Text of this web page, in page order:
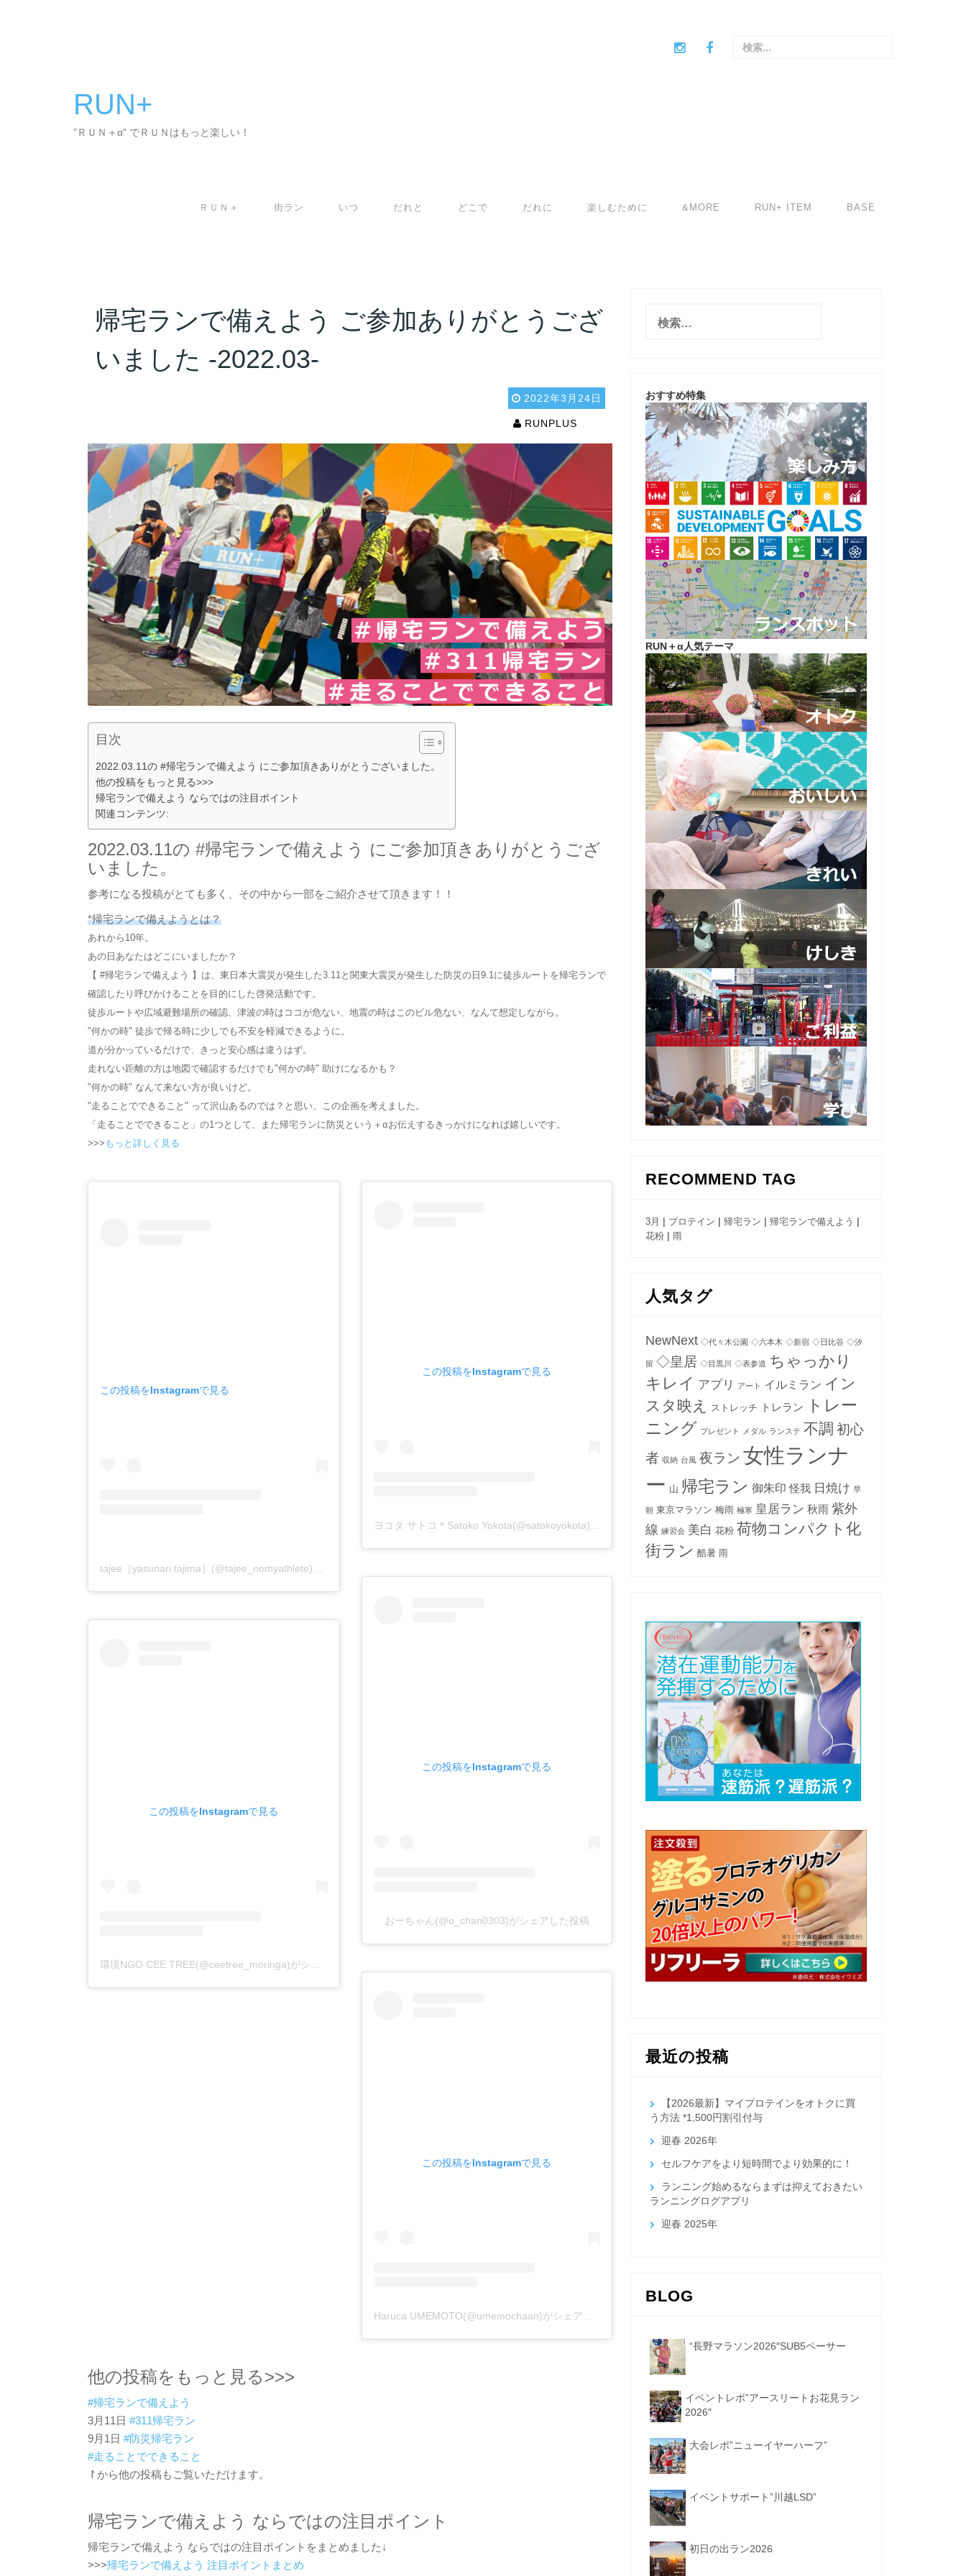
検
RUN+
"ＲＵＮ＋α" でＲＵＮはもっと楽しい！
ＲＵＮ＋ 街ラン いつ だれと どこで だれに 楽しむために &MORE RUN+ ITEM BASE
帰宅ランで備えよう ご参加ありがとうござ
いました -2022.03-
2022年3月24日
RUNPLUS
目次
2022.03.11の #帰宅ランで備えよう にご参加頂きありがとうございました。
他の投稿をもっと見る>>>
帰宅ランで備えよう ならではの注目ポイント
関連コンテンツ:
2022.03.11の #帰宅ランで備えよう にご参加頂きありがとうござ
いました。
参考になる投稿がとても多く、その中から一部をご紹介させて頂きます！！
*帰宅ランで備えようとは？
あれから10年。
あの日あなたはどこにいましたか？
【 #帰宅ランで備えよう 】は、東日本大震災が発生した3.11と関東大震災が発生した防災の日9.1に徒歩ルートを帰宅ランで
確認したり呼びかけることを目的にした啓発活動です。
徒歩ルートや広域避難場所の確認、津波の時はココが危ない、地震の時はこのビル危ない、なんて想定しながら。
"何かの時" 徒歩で帰る時に少しでも不安を軽減できるように。
道が分かっているだけで、きっと安心感は違うはず。
走れない距離の方は地図で確認するだけでも"何かの時" 助けになるかも？
"何かの時" なんて来ない方が良いけど。
"走ることでできること" って沢山あるのでは？と思い、この企画を考えました。
「走ることでできること」の1つとして、また帰宅ランに防災という＋αお伝えするきっかけになれば嬉しいです。
>>> もっと詳しく見る
この投稿をInstagramで見る
tajee［yasunari tajima］(@tajee_nomyathlete)がシェアした投稿
この投稿をInstagramで見る
環境NGO CEE TREE(@ceetree_moringa)がシェアした投稿
この投稿をInstagramで見る
この投稿をInstagramで見る
おーちゃん(@o_chan0303)がシェアした投稿
この投稿をInstagramで見る
他の投稿をもっと見る>>>
#帰宅ランで備えよう
3月11日 #311帰宅ラン
9月1日 #防災帰宅ラン
#走ることでできること
↾から他の投稿もご覧いただけます。
帰宅ランで備えよう ならではの注目ポイント
帰宅ランで備えよう ならではの注目ポイントをまとめました↓
>>>帰宅ランで備えよう 注目ポイントまとめ
おすすめ特集
RUN＋α人気テーマ
RECOMMEND TAG
3月 | プロテイン | 帰宅ラン | 帰宅ランで備えよう |
花粉 | 雨
人気タグ
NewNext ◇代々木公園 ◇六本木 ◇新宿 ◇日比谷 ◇汐
留 ◇皇居 ◇目黒川 ◇表参道 ちゃっかり
キレイ アプリ アート イルミラン イン
スタ映え
ストレッチ トレラン
トレー
ニング プレゼント メダル ランステ 不調 初心
者 収納 台風 夜ラン 女性ランナ
ー 山 帰宅ラン 御朱印 怪我 日焼け 早
朝 東京マラソン 梅雨 極寒 皇居ラン 秋雨 紫外
線 練習会 美白 花粉 荷物コンパクト化
街ラン 酷暑 雨
最近の投稿
【2026最新】マイプロテインをオトクに買
う方法 *1,500円割引付与
迎春 2026年
セルフケアをより短時間でより効果的に！
ランニング始めるならまずは抑えておきたい
ランニングログアプリ
迎春 2025年
BLOG
“長野マラソン2026″SUB5ペーサー
イベントレポ”アースリートお花見ラン
2026″
大会レポ”ニューイヤーハーフ”
イベントサポート”川越LSD”
初日の出ラン2026